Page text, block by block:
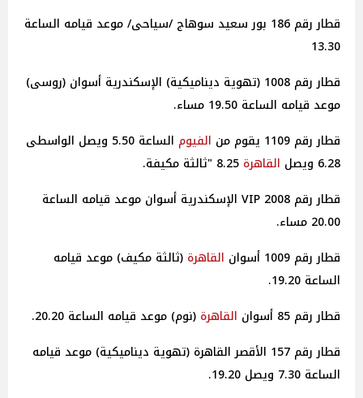
قطار رقم 186 بور سعيد سوهاج /سياحى/ موعد قيامه الساعة
13.30
قطار رقم 1008 (تهوية ديناميكية) الإسكندرية أسوان (روسى)
موعد قيامه الساعة 19.50 مساء.
قطار رقم 1109 يقوم من
الفيوم
الساعة 5.50 ويصل الواسطى
6.28 ويصل
القاهرة
قطار رقم 2008 VIP الإسكندرية أسوان موعد قيامه الساعة
20.00 مساء.
قطار رقم 1009 أسوان
القاهرة (ثالثة مكيف) موعد قيامه
الساعة 19.20.
قطار رقم 85 أسوان
القاهرة (نوم) موعد قيامه الساعة 20.20.
قطار رقم 157 الأقصر القاهرة (تهوية ديناميكية) موعد قيامه
الساعة 7.30 ويصل 19.20.